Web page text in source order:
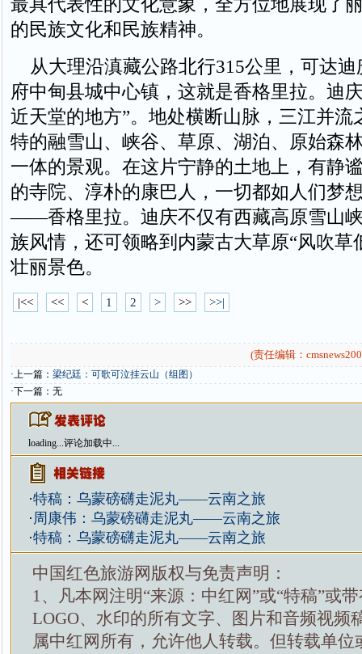
最具代表性的文化意象，全方位地展现了
的民族文化和民族精神。
从大理沿滇藏公路北行315公里，可达迪
府中甸县城中心镇，这就是香格里拉。迪
近天堂的地方”。地处横断山脉，三江并流
特的融雪山、峡谷、草原、湖泊、原始森
一体的景观。在这片宁静的土地上，有静
的寺院、淳朴的康巴人，一切都如人们梦
——香格里拉。迪庆不仅有西藏高原雪山
族风情，还可领略到内蒙古大草原“风吹草
壮丽景色。
|<< << < 1 2 > >> >>|
(责任编辑：
·上一篇： 梁纪廷：可歌可泣挂云山（组图）
·下一篇：无
loading...评论加载中...
·特稿：乌蒙磅礴走泥丸——云南之旅
· 周康伟：乌蒙磅礴走泥丸——云南之旅
·特稿：乌蒙磅礴走泥丸——云南之旅
中国红色旅游网版权与免责声明：
1、凡本网注明“来源：中红网”或“特稿”或
LOGO、水印的所有文字、图片和音频视频
属中红网所有，允许他人转载。但转载单位